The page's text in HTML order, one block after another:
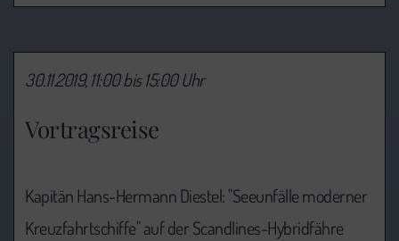
Vortragsreise
30.11.2019, 11:00 bis 15:00 Uhr
Kapitän Hans-Hermann Diestel: "Seeunfälle moderner
Kreuzfahrtschiffe" auf der Scandlines-Hybridfähre